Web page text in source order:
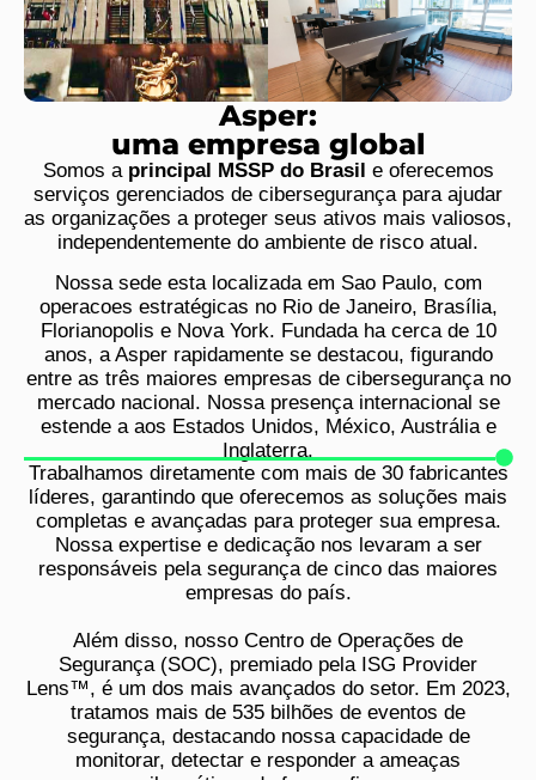
Asper:
uma empresa global
Somos a principal MSSP do Brasil e oferecemos
serviços gerenciados de cibersegurança para ajudar
as organizações a proteger seus ativos mais valiosos,
independentemente do ambiente de risco atual.
Nossa sede esta localizada em Sao Paulo, com
operacoes estratégicas no Rio de Janeiro, Brasília,
Florianopolis e Nova York. Fundada ha cerca de 10
anos, a Asper rapidamente se destacou, figurando
entre as três maiores empresas de cibersegurança no
mercado nacional. Nossa presença internacional se
estende a aos Estados Unidos, México, Austrália e
Inglaterra.
Trabalhamos diretamente com mais de 30 fabricantes
líderes, garantindo que oferecemos as soluções mais
completas e avançadas para proteger sua empresa.
Nossa expertise e dedicação nos levaram a ser
responsáveis pela segurança de cinco das maiores
empresas do país.
Além disso, nosso Centro de Operações de
Segurança (SOC), premiado pela ISG Provider
Lens™, é um dos mais avançados do setor. Em 2023,
tratamos mais de 535 bilhões de eventos de
segurança, destacando nossa capacidade de
monitorar, detectar e responder a ameaças